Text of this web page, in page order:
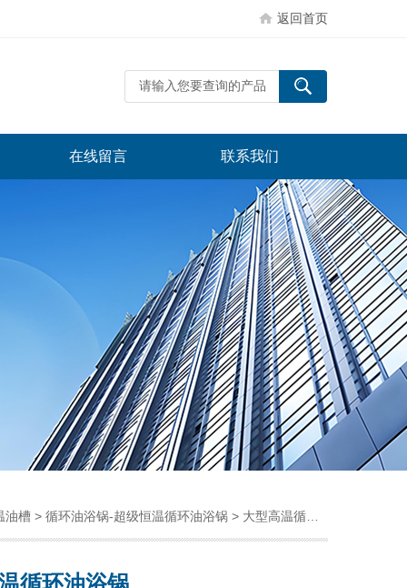
返回首页
在线留言 联系我们
油槽 > 循环油浴锅-超级恒温循环油浴锅 > 大型高温循环油浴锅
循环油浴锅